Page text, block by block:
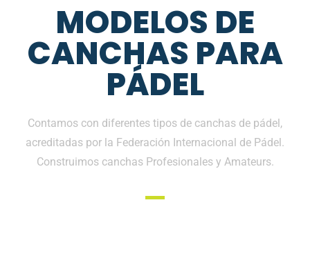
MODELOS DE
CANCHAS PARA
PÁDEL
Contamos con diferentes tipos de canchas de pádel,
acreditadas por la Federación Internacional de Pádel.
Construimos canchas Profesionales y Amateurs.